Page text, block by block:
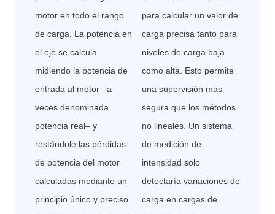
motor en todo el rango
de carga. La potencia en
el eje se calcula
midiendo la potencia de
entrada al motor –a
veces denominada
potencia real– y
restándole las pérdidas
de potencia del motor
calculadas mediante un
principio único y preciso.
para calcular un valor de
carga precisa tanto para
niveles de carga baja
como alta. Esto permite
una supervisión más
segura que los métodos
no lineales. Un sistema
de medición de
intensidad solo
detectaría variaciones de
carga en cargas de